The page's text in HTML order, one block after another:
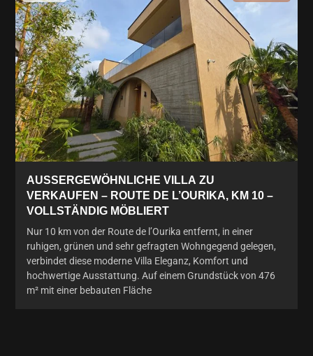
AUSSERGEWÖHNLICHE VILLA ZU V
ERKAUFEN – ROUTE DE L’OURIKA, KM 10 – V
OLLSTÄNDIG MÖBLIERT
Nur 10 km von der Route de l’Ourika entfernt, in einer
ruhigen, grünen und sehr gefragten Wohngegend gelegen,
verbindet diese moderne Villa Eleganz, Komfort und
hochwertige Ausstattung. Auf einem Grundstück von 476
m² mit einer bebauten Fläche